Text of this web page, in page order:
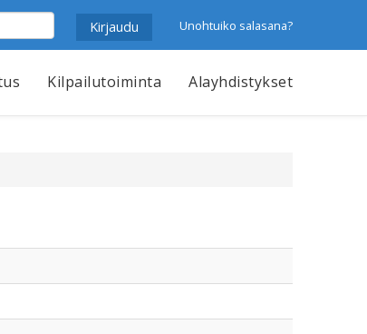
Unohtuiko salasana?
Kilpailutoiminta Alayhdistykset